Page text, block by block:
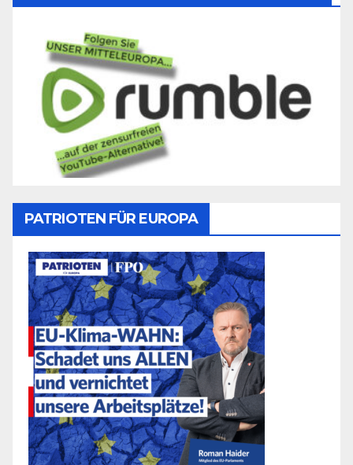
PATRIOTEN FÜR EUROPA